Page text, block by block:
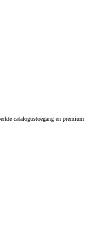
catalogustoegang en premium